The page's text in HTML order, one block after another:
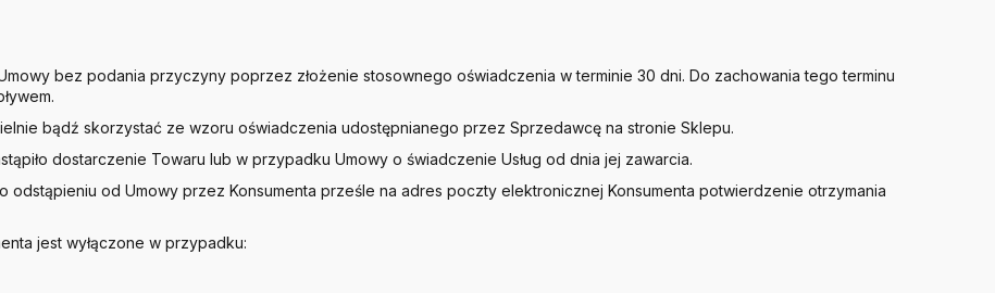
bez podania przyczyny poprzez złożenie stosownego oświadczenia w terminie 30 dni. Do zachowania tego terminu
bądź skorzystać ze wzoru oświadczenia udostępnianego przez Sprzedawcę na stronie Sklepu.
dostarczenie Towaru lub w przypadku Umowy o świadczenie Usług od dnia jej zawarcia.
odstąpieniu od Umowy przez Konsumenta prześle na adres poczty elektronicznej Konsumenta potwierdzenie otrzymania
jest wyłączone w przypadku: